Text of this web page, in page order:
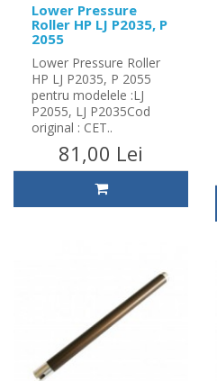
Lower Pressure
Roller HP LJ P2035, P
2055
Lower Pressure Roller
HP LJ P2035, P 2055
pentru modelele :LJ
P2055, LJ P2035Cod
original : CET..
81,00 Lei